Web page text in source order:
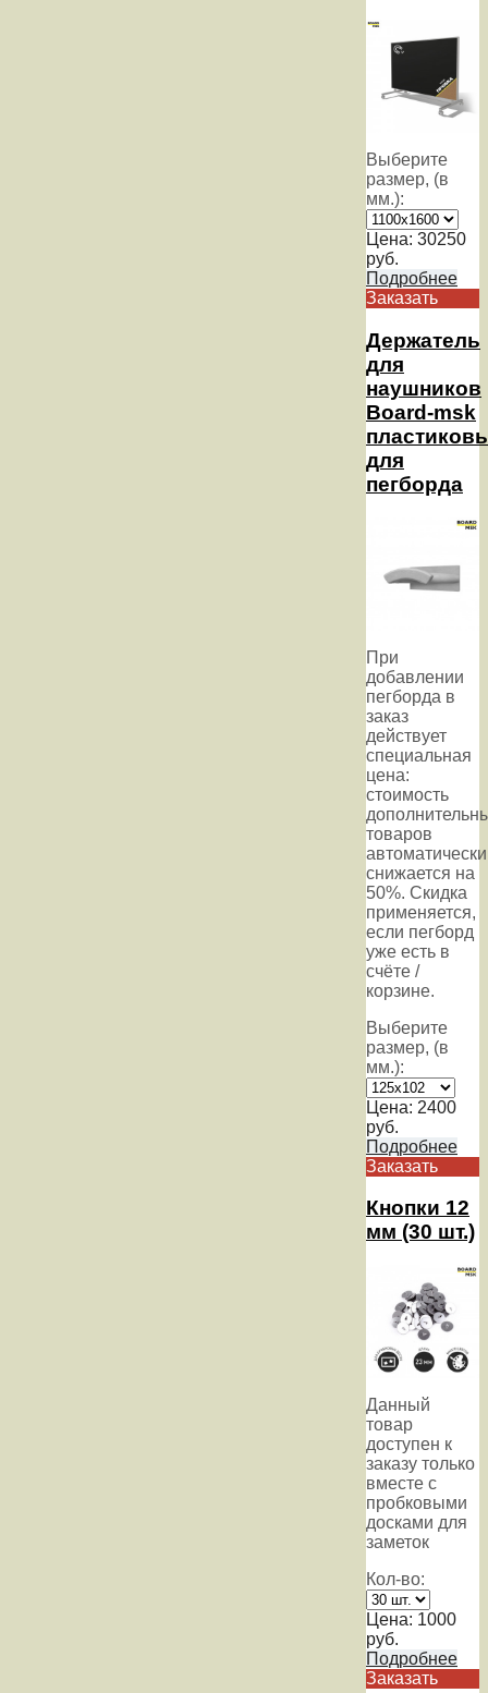
Выберите
размер, (в
мм.):
Цена: 30250
руб.
Подробнее
Заказать
Держатель
для
наушников
Board-msk
для
пегборда
При
добавлении
пегборда в
заказ
действует
специальная
цена:
стоимость
товаров
автоматически
снижается на
50%. Скидка
применяется,
если пегборд
уже есть в
счёте /
корзине.
Выберите
размер, (в
мм.):
Цена: 2400
руб.
Подробнее
Заказать
Кнопки 12
мм (30 шт.)
Данный
товар
доступен к
заказу только
вместе с
пробковыми
досками для
заметок
Кол-во:
Цена: 1000
руб.
Подробнее
Заказать